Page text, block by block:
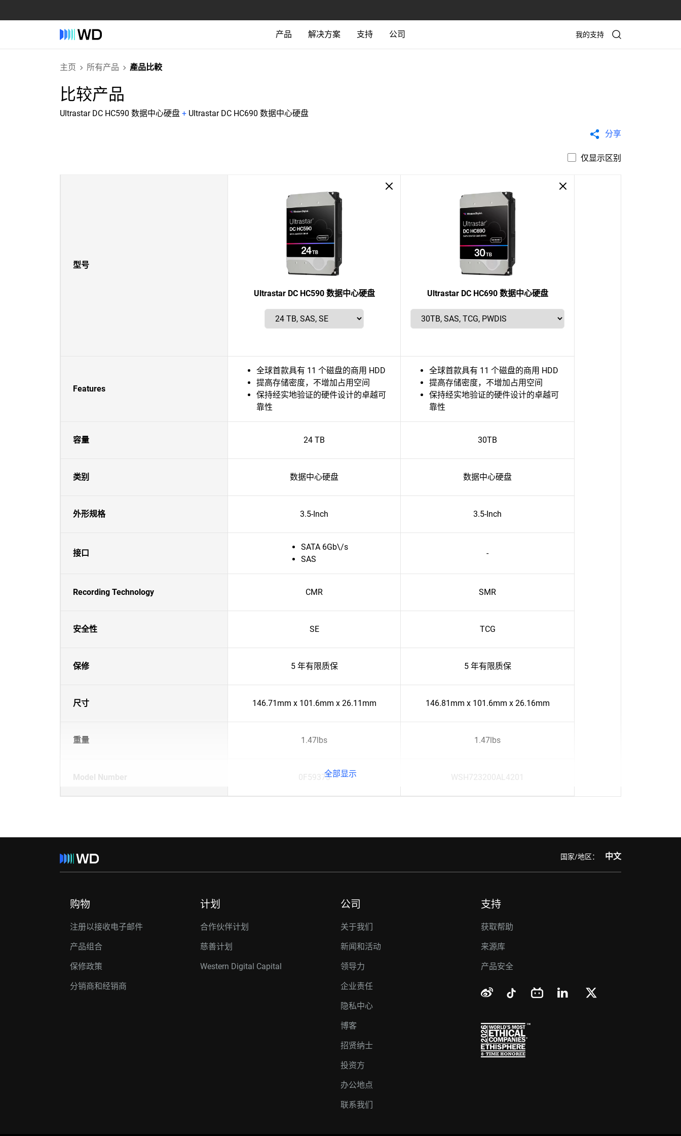
产品 解决方案 支持 公司 我的支持
主页 所有产品 產品比較
比较产品
Ultrastar DC HC590 数据中心硬盘 + Ultrastar DC HC690 数据中心硬盘
分享
仅显示区别
型号
Ultrastar DC HC590 数据中心硬盘 Ultrastar DC HC690 数据中心硬盘
Features
全球首款具有 11 个磁盘的商用 HDD
提高存储密度，不增加占用空间
保持经实地验证的硬件设计的卓越可
靠性
全球首款具有 11 个磁盘的商用 HDD
提高存储密度，不增加占用空间
保持经实地验证的硬件设计的卓越可
靠性
容量 24 TB 30TB
类别 数据中心硬盘 数据中心硬盘
外形规格 3.5-Inch 3.5-Inch
接口
SATA 6Gb\/s
SAS
-
Recording Technology CMR SMR
安全性 SE TCG
保修 5 年有限质保 5 年有限质保
尺寸 146.71mm x 101.6mm x 26.11mm 146.81mm x 101.6mm x 26.16mm
重量 1.47lbs 1.47lbs
Model Number 0F59373 WSH723200AL4201
全部显示
国家/地区： 中文
购物
注册以接收电子邮件
产品组合
保修政策
分销商和经销商
计划
合作伙伴计划
慈善计划
Western Digital Capital
公司
关于我们
新闻和活动
领导力
企业责任
隐私中心
博客
招贤纳士
投资方
办公地点
联系我们
支持
获取帮助
来源库
产品安全